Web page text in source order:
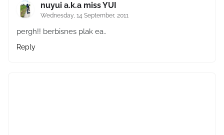
nuyui a.k.a miss YUI
Wednesday, 14 September, 2011
pergh!! berbisnes plak ea..
Reply